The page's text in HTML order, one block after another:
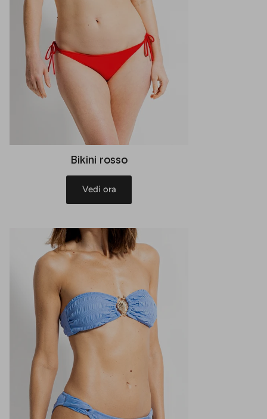
Bikini rosso
Vedi ora